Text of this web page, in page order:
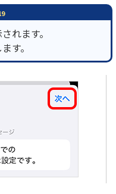
れます。
す。